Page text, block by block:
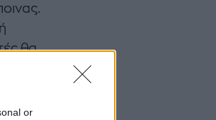
or
θα